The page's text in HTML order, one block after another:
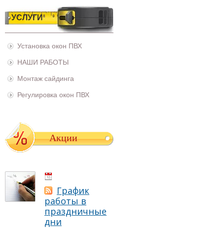
УСЛУГИ
Установка окон ПВХ
НАШИ РАБОТЫ
Монтаж сайдинга
Регулировка окон ПВХ
Акции
График
работы в
праздничные
дни